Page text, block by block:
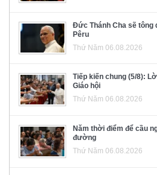
Đức Thánh Cha sẽ tông
Pêru
Thứ Năm 06.08.2026
Tiếp kiến chung (5/8):
Giáo hội
Thứ Năm 06.08.2026
Năm thời điểm để cầu
đường
Thứ Năm 06.08.2026